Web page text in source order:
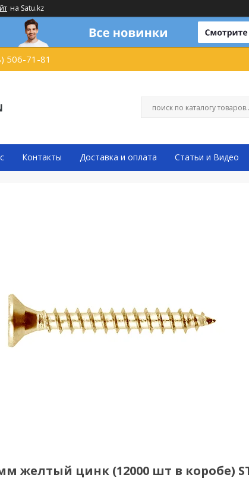
на Satu.kz
506-71-81
Контакты Доставка и оплата Статьи и Видео
желтый цинк (12000 шт в коробе)